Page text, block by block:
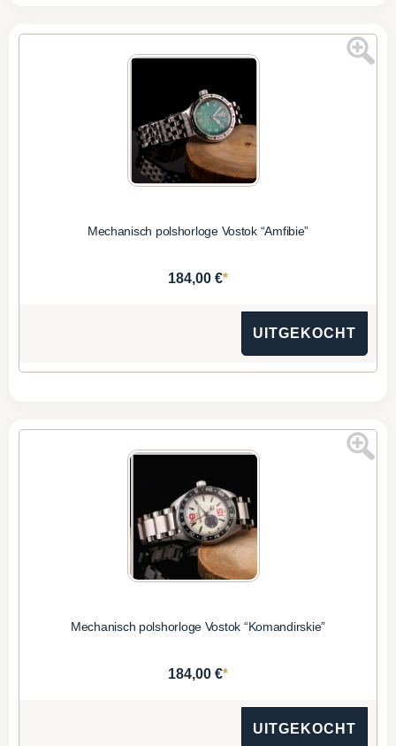
Mechanisch polshorloge Vostok “Amfibie”
184,00 €*
UITGEKOCHT
Mechanisch polshorloge Vostok “Komandirskie”
184,00 €*
UITGEKOCHT